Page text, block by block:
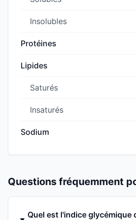
Insolubles
Protéines
Lipides
Saturés
Insaturés
Sodium
Questions fréquemment
Quel est l'indice glycémique